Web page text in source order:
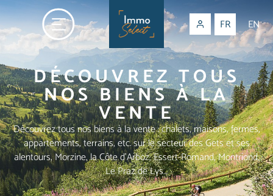
FR EN
DÉCOUVREZ TOUS
NOS BIENS À LA
VENTE
Découvrez tous nos biens à la vente : chalets, maisons, fermes,
appartements, terrains, etc. sur le secteur des Gets et ses
alentours, Morzine, la Côte d'Arboz, Essert-Romand, Montriond,
Le Praz de Lys…